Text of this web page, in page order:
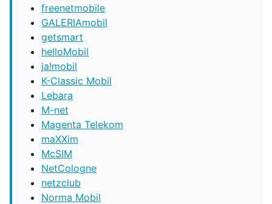
freenetmobile
GALERIAmobil
getsmart
helloMobil
ja!mobil
K-Classic Mobil
Lebara
M-net
Magenta Telekom
maXXim
McSIM
NetCologne
netzclub
Norma Mobil